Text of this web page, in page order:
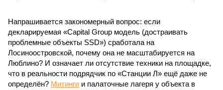
Напрашивается закономерный вопрос: если
декларируемая «Capital Group модель (достраивать
проблемные объекты SSD») сработала на
Лосиноостровской, почему она не масштабируется на
Люблино? И означает ли отсутствие техники на площадке,
что в реальности подрядчик по «Станции Л» ещё даже не
определён? Митинги и палаточные лагеря у объекта в